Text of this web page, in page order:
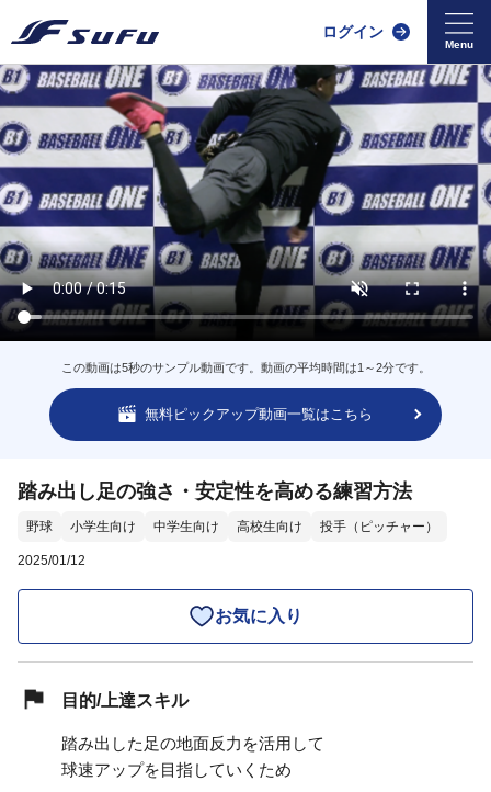
ログイン
この動画は5秒のサンプル動画です。動画の平均時間は1～2分です。
無料ピックアップ動画一覧はこちら
踏み出し足の強さ・安定性を高める練習方法
野球 小学生向け 中学生向け 高校生向け 投手（ピッチャー）
2025/01/12
お気に入り
目的/上達スキル
踏み出した足の地面反力を活用して
球速アップを目指していくため